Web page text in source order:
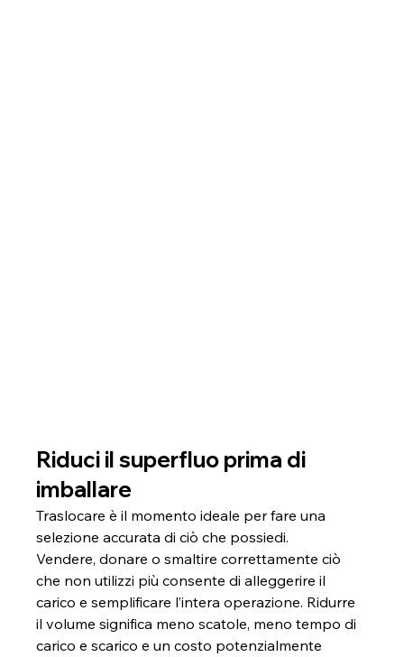
Riduci il superfluo prima di
imballare
Traslocare è il momento ideale per fare una
selezione accurata di ciò che possiedi.
Vendere, donare o smaltire correttamente ciò
che non utilizzi più consente di alleggerire il
carico e semplificare l’intera operazione. Ridurre
il volume significa meno scatole, meno tempo di
carico e scarico e un costo potenzialmente